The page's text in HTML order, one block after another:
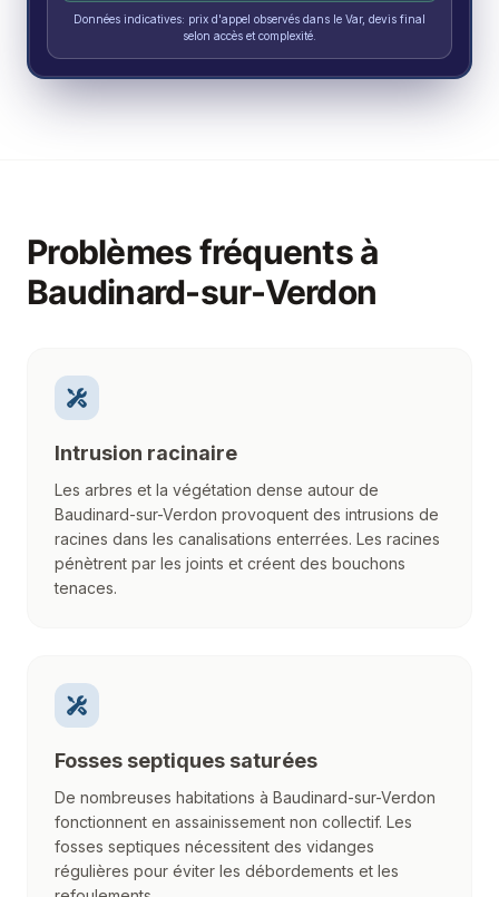
Données indicatives: prix d'appel observés dans le Var, devis final
selon accès et complexité.
Problèmes fréquents à
Baudinard-sur-Verdon
Intrusion racinaire
Les arbres et la végétation dense autour de
Baudinard-sur-Verdon provoquent des intrusions de
racines dans les canalisations enterrées. Les racines
pénètrent par les joints et créent des bouchons
tenaces.
Fosses septiques saturées
De nombreuses habitations à Baudinard-sur-Verdon
fonctionnent en assainissement non collectif. Les
fosses septiques nécessitent des vidanges
régulières pour éviter les débordements et les